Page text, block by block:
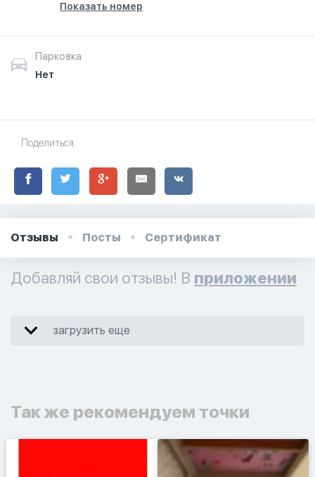
Показать номер
Парковка
Нет
Поделиться:
Отзывы Посты Сертификат
Добавляй свои отзывы! В приложении
загрузить еще
Так же рекомендуем точки